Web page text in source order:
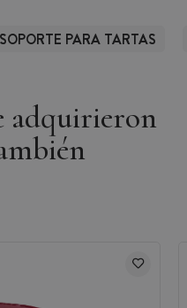
SOPORTE PARA TARTAS
adquirieron